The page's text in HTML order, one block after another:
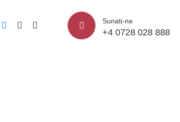
Sunati-ne
+4 0728 028 888